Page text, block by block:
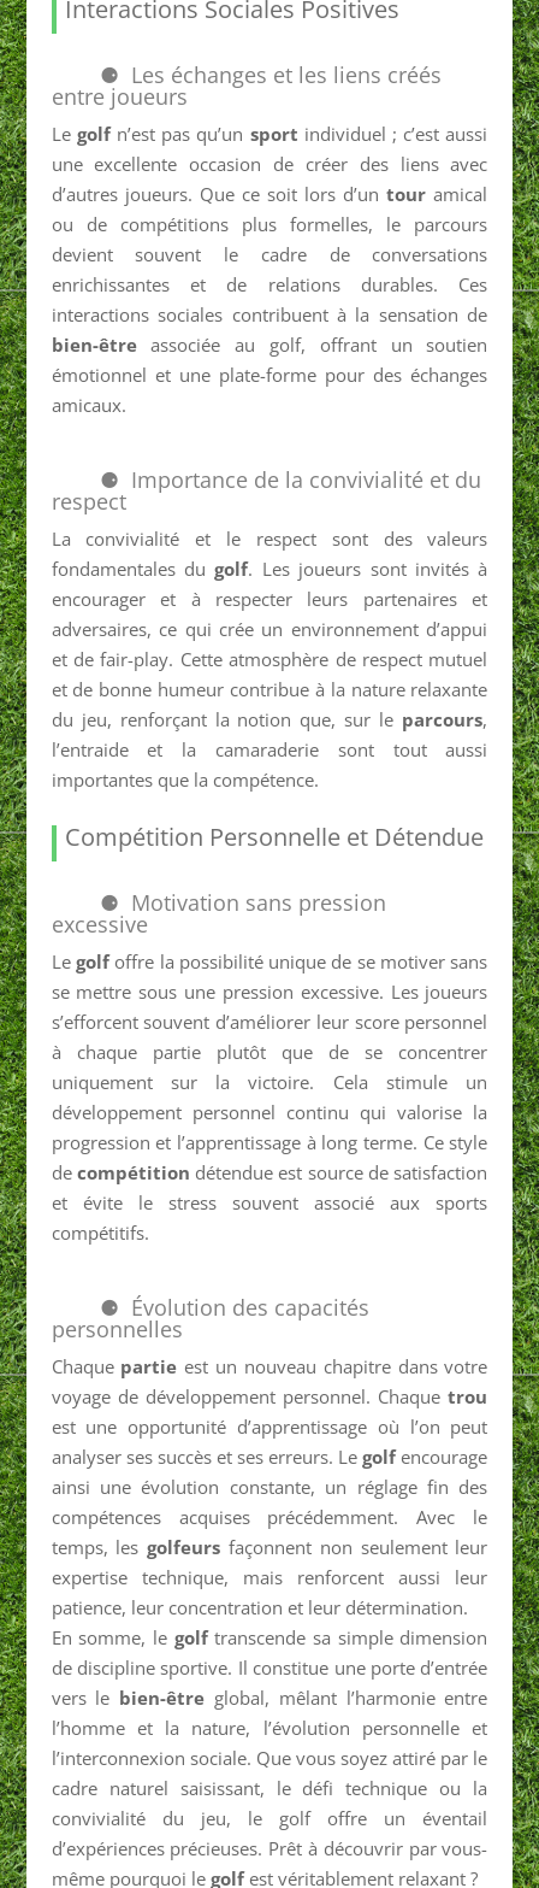
Interactions Sociales Positives
Les échanges et les liens créés
entre joueurs
Le golfn’est pas qu’un sport individuel ; c’est aussi
une excellente occasion de créer des liens avec
d’autres joueurs. Que ce soit lors d’untour amical
ou de compétitions plus formelles, le parcours
devient souvent le cadre de conversations
enrichissantes et de relations durables. Ces
interactions sociales contribuent à la sensation de
bien-êtreassociée au golf, offrant un soutien
émotionnel et une plate-forme pour des échanges
amicaux.
Importance de la convivialité et du
respect
La convivialité et le respect sont des valeurs
fondamentales dugolf. Les joueurs sont invités à
encourager et à respecter leurs partenaires et
adversaires, ce qui crée un environnement d’appui
et de fair-play. Cette atmosphère de respect mutuel
et de bonne humeur contribue à la nature relaxante
du jeu, renforçant la notion que, sur le parcours,
l’entraide et la camaraderie sont tout aussi
importantes que la compétence.
Compétition Personnelle et Détendue
Motivation sans pression
excessive
Le golfoffre la possibilité unique de se motiver sans
se mettre sous une pression excessive. Les joueurs
s’efforcent souvent d’améliorer leur score personnel
à chaque partie plutôt que de se concentrer
uniquement sur la victoire. Cela stimule un
développement personnel continu qui valorise la
progression et l’apprentissage à long terme. Ce style
de compétition détendue est source de satisfaction
et évite le stress souvent associé aux sports
compétitifs.
Évolution des capacités
personnelles
Chaque partie est un nouveau chapitre dans votre
voyage de développement personnel. Chaquetrou
est une opportunité d’apprentissage où l’on peut
analyser ses succès et ses erreurs. Legolfencourage
ainsi une évolution constante, un réglage fin des
compétences acquises précédemment. Avec le
temps, lesgolfeurs façonnent non seulement leur
expertise technique, mais renforcent aussi leur
patience, leur concentration et leur détermination.
En somme, le golftranscende sa simple dimension
de discipline sportive. Il constitue une porte d’entrée
vers le bien-être global, mêlant l’harmonie entre
l’homme et la nature, l’évolution personnelle et
l’interconnexion sociale. Que vous soyez attiré par le
cadre naturel saisissant, le défi technique ou la
convivialité du jeu, le golf offre un éventail
d’expériences précieuses. Prêt à découvrir par vous-
même pourquoi le golfest véritablement relaxant ?